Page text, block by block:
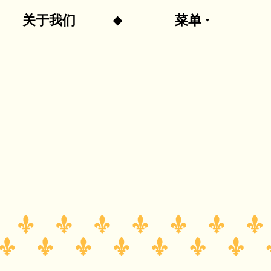
关于我们 菜单